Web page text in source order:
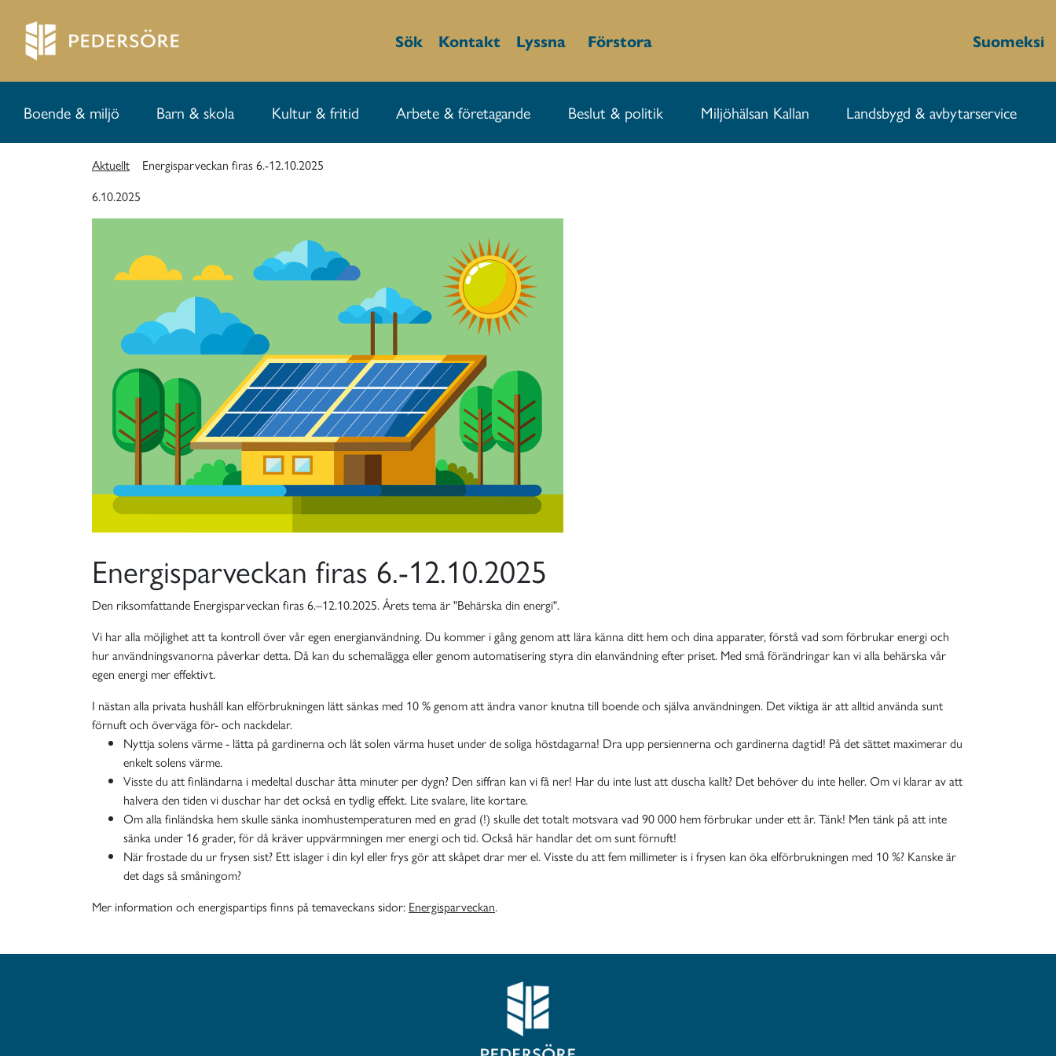
Sök Kontakt Lyssna Förstora Suomeksi
Boende & miljö Barn & skola Kultur & fritid Arbete & företagande Beslut & politik Miljöhälsan Kallan Landsbygd & avbytarservice
Aktuellt
Energisparveckan firas 6.-12.10.2025
6.10.2025
Energisparveckan firas 6.-12.10.2025
Den riksomfattande Energisparveckan firas 6.–12.10.2025. Årets tema är "Behärska din energi".
Vi har alla möjlighet att ta kontroll över vår egen energianvändning. Du kommer i gång genom att lära känna ditt hem och dina apparater, förstå vad som förbrukar energi och
hur användningsvanorna påverkar detta. Då kan du schemalägga eller genom automatisering styra din elanvändning efter priset. Med små förändringar kan vi alla behärska vår
egen energi mer effektivt.
I nästan alla privata hushåll kan elförbrukningen lätt sänkas med 10 % genom att ändra vanor knutna till boende och själva användningen. Det viktiga är att alltid använda sunt
förnuft och överväga för- och nackdelar.
Nyttja solens värme - lätta på gardinerna och låt solen värma huset under de soliga höstdagarna! Dra upp persiennerna och gardinerna dagtid! På det sättet maximerar du
enkelt solens värme.
Visste du att finländarna i medeltal duschar åtta minuter per dygn? Den siffran kan vi få ner! Har du inte lust att duscha kallt? Det behöver du inte heller. Om vi klarar av att
halvera den tiden vi duschar har det också en tydlig effekt. Lite svalare, lite kortare.
Om alla finländska hem skulle sänka inomhustemperaturen med en grad (!) skulle det totalt motsvara vad 90 000 hem förbrukar under ett år. Tänk! Men tänk på att inte
sänka under 16 grader, för då kräver uppvärmningen mer energi och tid. Också här handlar det om sunt förnuft!
När frostade du ur frysen sist? Ett islager i din kyl eller frys gör att skåpet drar mer el. Visste du att fem millimeter is i frysen kan öka elförbrukningen med 10 %? Kanske är
det dags så småningom?
Mer information och energispartips finns på temaveckans sidor: Energisparveckan.